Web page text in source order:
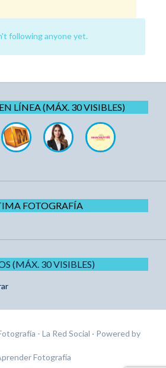
following anyone yet.
LÍNEA (MÁX. 30 VISIBLES)
FOTOGRAFÍA
(MÁX. 30 VISIBLES)
- La Red Social · Powered by
Fotografía